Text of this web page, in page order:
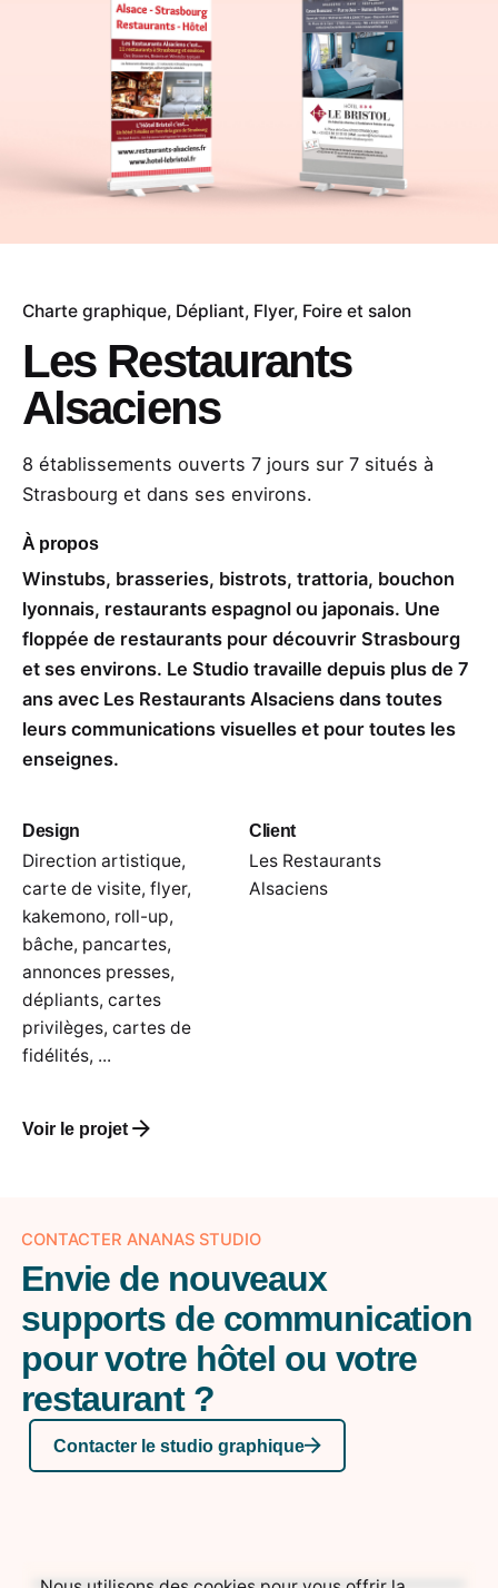
Charte graphique Dépliant Flyer Foire et salon
Les Restaurants
Alsaciens
8 établissements ouverts 7 jours sur 7 situés à
Strasbourg et dans ses environs.
À propos
Winstubs, brasseries, bistrots, trattoria, bouchon
lyonnais, restaurants espagnol ou japonais. Une
floppée de restaurants pour découvrir Strasbourg
et ses environs. Le Studio travaille depuis plus de 7
ans avec Les Restaurants Alsaciens dans toutes
leurs communications visuelles et pour toutes les
enseignes.
Design
Direction artistique,
carte de visite, flyer,
kakemono, roll-up,
bâche, pancartes,
annonces presses,
dépliants, cartes
privilèges, cartes de
fidélités, ...
Client
Les Restaurants
Alsaciens
Voir le projet
CONTACTER ANANAS STUDIO
Envie de nouveaux
supports de communication
pour votre hôtel ou votre
restaurant ?
Contacter le studio graphique